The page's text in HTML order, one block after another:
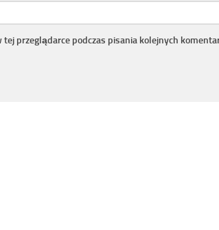
tej przeglądarce podczas pisania kolejnych